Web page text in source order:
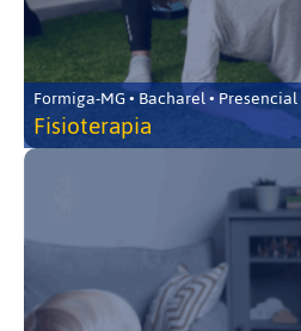
Formiga-MG • Bacharel • Presencial
Fisioterapia